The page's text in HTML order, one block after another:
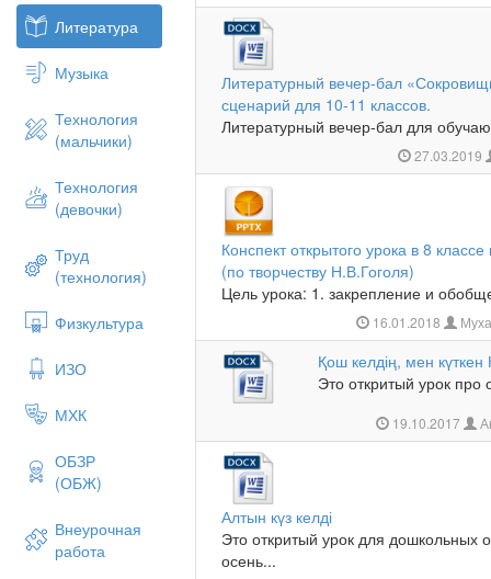
Литература
Музыка
Технология
(мальчики)
Технология
(девочки)
Труд
(технология)
Физкультура
ИЗО
МХК
ОБЗР
(ОБЖ)
Внеурочная
работа
Литературный вечер-бал
сценарий для 10-11 классов.
Литературный вечер-бал для
27.03.2019
Конспект открытого урока в 8
(по творчеству Н.В.Гоголя)
Цель урока: 1. закрепление и
16.01.2018
Қош келдің, мен күткен
Это откритый урок про
19.10.2017
Алтын күз келді
Это откритый урок для дошкольных
осень...